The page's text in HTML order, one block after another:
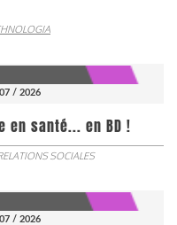
/ 2026
en santé... en BD !
SOCIALES
/ 2026